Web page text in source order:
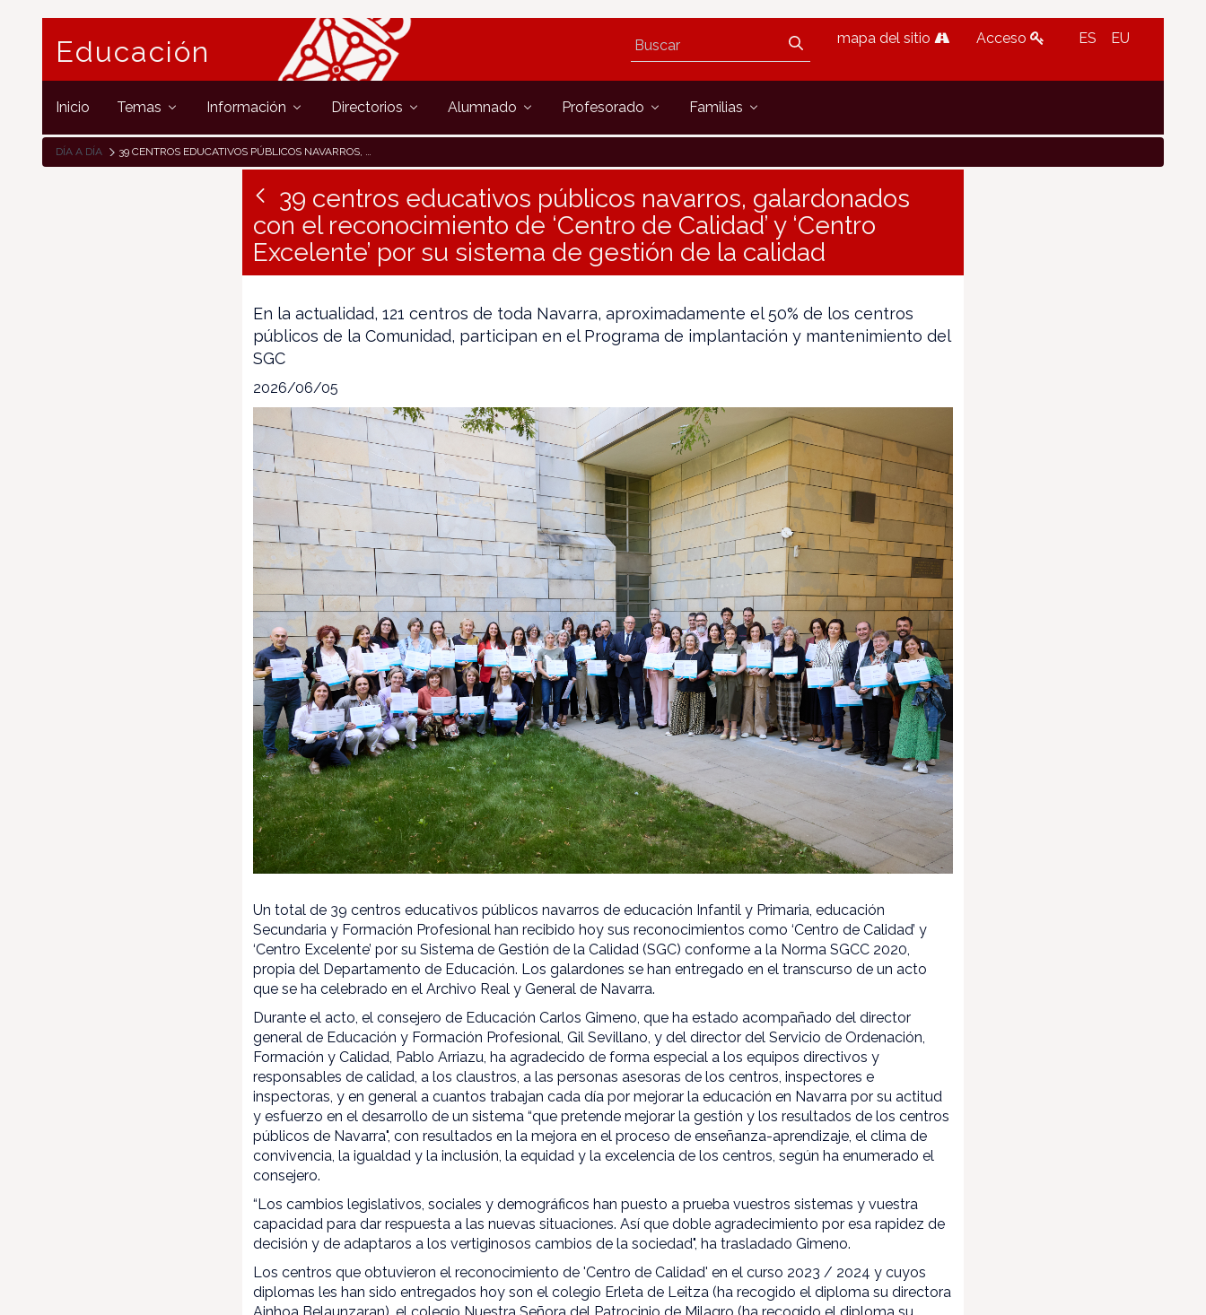
Educación mapa del sitio Acceso ES EU
Inicio Temas Información Directorios Alumnado Profesorado Familias
DÍA A DÍA 39 CENTROS EDUCATIVOS PÚBLICOS NAVARROS, GALARDONADOS CON EL RECONOCIMIENTO DE ‘CENTRO DE CALIDAD’ Y ‘CENTRO EXCELENTE’ POR SU SISTEMA DE GESTIÓN DE LA CALIDAD
39 centros educativos públicos navarros, galardonados
con el reconocimiento de ‘Centro de Calidad’ y ‘Centro
Excelente’ por su sistema de gestión de la calidad
En la actualidad, 121 centros de toda Navarra, aproximadamente el 50% de los centros
públicos de la Comunidad, participan en el Programa de implantación y mantenimiento del
SGC
2026/06/05
Un total de 39 centros educativos públicos navarros de educación Infantil y Primaria, educación
Secundaria y Formación Profesional han recibido hoy sus reconocimientos como ‘Centro de Calidad’ y
‘Centro Excelente’ por su Sistema de Gestión de la Calidad (SGC) conforme a la Norma SGCC 2020,
propia del Departamento de Educación. Los galardones se han entregado en el transcurso de un acto
que se ha celebrado en el Archivo Real y General de Navarra.
Durante el acto, el consejero de Educación Carlos Gimeno, que ha estado acompañado del director
general de Educación y Formación Profesional, Gil Sevillano, y del director del Servicio de Ordenación,
Formación y Calidad, Pablo Arriazu, ha agradecido de forma especial a los equipos directivos y
responsables de calidad, a los claustros, a las personas asesoras de los centros, inspectores e
inspectoras, y en general a cuantos trabajan cada día por mejorar la educación en Navarra por su actitud
y esfuerzo en el desarrollo de un sistema “que pretende mejorar la gestión y los resultados de los centros
públicos de Navarra", con resultados en la mejora en el proceso de enseñanza-aprendizaje, el clima de
convivencia, la igualdad y la inclusión, la equidad y la excelencia de los centros, según ha enumerado el
consejero.
“Los cambios legislativos, sociales y demográficos han puesto a prueba vuestros sistemas y vuestra
capacidad para dar respuesta a las nuevas situaciones. Así que doble agradecimiento por esa rapidez de
decisión y de adaptaros a los vertiginosos cambios de la sociedad", ha trasladado Gimeno.
Los centros que obtuvieron el reconocimiento de 'Centro de Calidad' en el curso 2023 / 2024 y cuyos
diplomas les han sido entregados hoy son el colegio Erleta de Leitza (ha recogido el diploma su directora
Ainhoa Belaunzaran), el colegio Nuestra Señora del Patrocinio de Milagro (ha recogido el diploma su